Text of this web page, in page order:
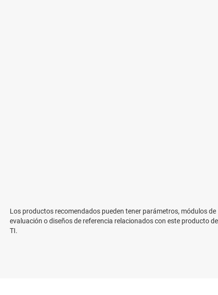
Los productos recomendados pueden tener parámetros, módulos de
evaluación o diseños de referencia relacionados con este producto de
TI.